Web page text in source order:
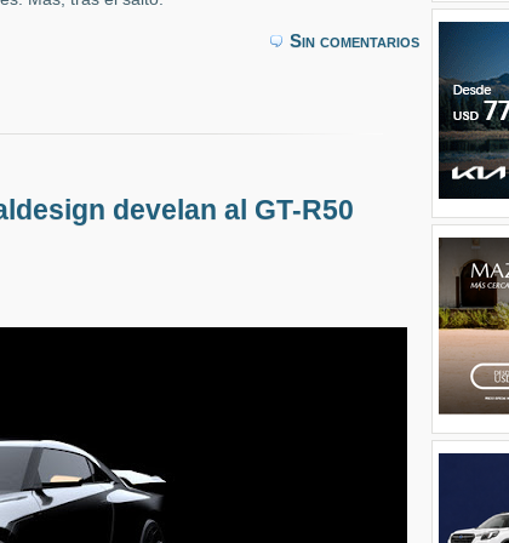
Sin comentarios
develan al GT-R50